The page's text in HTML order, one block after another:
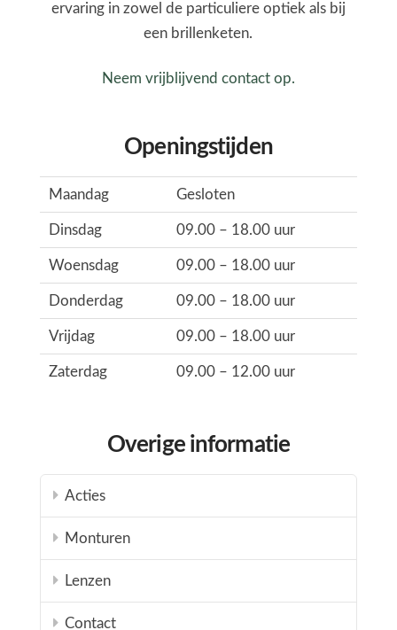
ervaring in zowel de particuliere optiek als bij
een brillenketen.
Neem vrijblijvend contact op.
Openingstijden
Maandag Gesloten
Dinsdag 09.00 – 18.00 uur
Woensdag 09.00 – 18.00 uur
Donderdag 09.00 – 18.00 uur
Vrijdag 09.00 – 18.00 uur
Zaterdag 09.00 – 12.00 uur
Overige informatie
Acties
Monturen
Lenzen
Contact